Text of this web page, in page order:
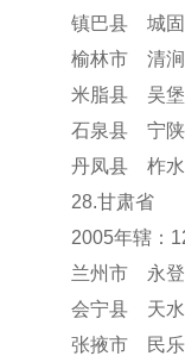
镇巴县 城
榆林市 清
米脂县 吴
石泉县 宁
丹凤县 柞
28.甘肃省
2005年辖：
兰州市 永
会宁县 天
张掖市 民